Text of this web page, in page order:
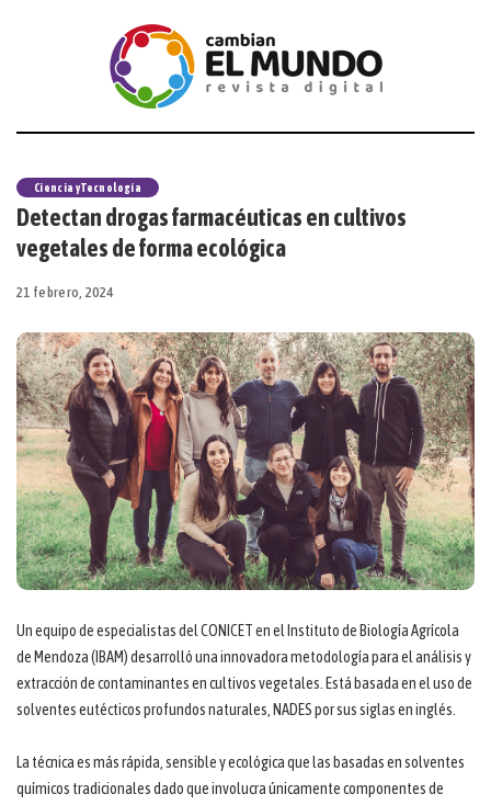
Ciencia y Tecnología
Detectan drogas farmacéuticas en cultivos
vegetales de forma ecológica
21 febrero, 2024
Un equipo de especialistas del CONICET en el Instituto de Biología Agrícola
de Mendoza (IBAM) desarrolló una innovadora metodología para el análisis y
extracción de contaminantes en cultivos vegetales. Está basada en el uso de
solventes eutécticos profundos naturales, NADES por sus siglas en inglés.
La técnica es más rápida, sensible y ecológica que las basadas en solventes
químicos tradicionales dado que involucra únicamente componentes de